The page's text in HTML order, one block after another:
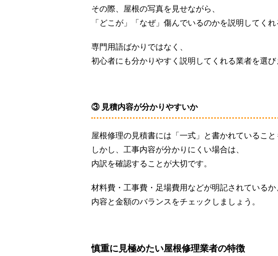
その際、屋根の写真を見せながら、
「どこが」「なぜ」傷んでいるのかを説明してくれ
専門用語ばかりではなく、
初心者にも分かりやすく説明してくれる業者を選び
③ 見積内容が分かりやすいか
屋根修理の見積書には「一式」と書かれていること
しかし、工事内容が分かりにくい場合は、
内訳を確認することが大切です。
材料費・工事費・足場費用などが明記されているか
内容と金額のバランスをチェックしましょう。
慎重に見極めたい屋根修理業者の特徴